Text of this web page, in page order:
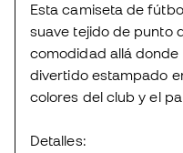
Esta camiseta de
suave tejido de punto
comodidad allá donde
divertido estampado
colores del club y el
Detalles: